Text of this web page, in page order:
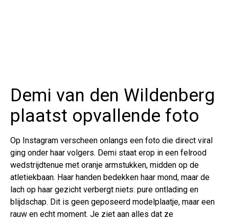
Demi van den Wildenberg
plaatst opvallende foto
Op Instagram verscheen onlangs een foto die direct viral
ging onder haar volgers. Demi staat erop in een felrood
wedstrijdtenue met oranje armstukken, midden op de
atletiekbaan. Haar handen bedekken haar mond, maar de
lach op haar gezicht verbergt niets: pure ontlading en
blijdschap. Dit is geen geposeerd modelplaatje, maar een
rauw en echt moment. Je ziet aan alles dat ze